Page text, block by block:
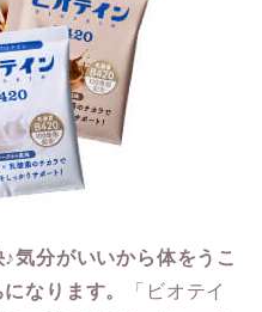
♪気分がいいから体をうこ
なります。
「 ビオテイ